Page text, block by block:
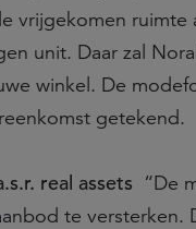
vrijgekomen
unit. Daar zal
winkel. De
getekend.
real assets “De
te versterken.